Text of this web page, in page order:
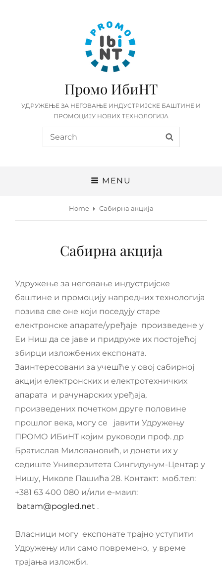
Промо ИбиНТ
УДРУЖЕЊЕ ЗА НЕГОВАЊЕ ИНДУСТРИЈСКЕ БАШТИНЕ И
ПРОМОЦИЈУ НОВИХ ТЕХНОЛОГИЈА
Search
for:
MENU
Home Сабирна акција
Сабирна акција
Удружење за неговање индустријске
баштине и промоцију напредних технологија
позива све оне који поседују старе
електронске апарате/уређаје произведене у
Еи Ниш да се јаве и придруже их постојећој
збирци изложбених експоната.
Заинтересовани за учешће у овој сабирној
акцији електронских и електротехничких
апарата и рачунарских уређаја,
произведених почетком друге половине
прошлог века, могу се јавити Удружењу
ПРОМО ИБиНТ којим руководи проф. др
Братислав Миловановић, и донети их у
седиште Универзитета Сингидунум-Центар у
Нишу, Николе Пашића 28. Контакт: моб.тел:
+381 63 400 080 и/или е-маил:
batam@pogled.net .
Власници могу експонате трајно уступити
Удружењу или само повремено, у време
трајања изложби.